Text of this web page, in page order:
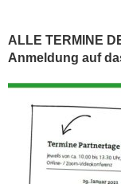
ALLE TERMINE
Anmeldung auf